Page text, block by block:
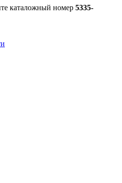
каталожный номер 5335-